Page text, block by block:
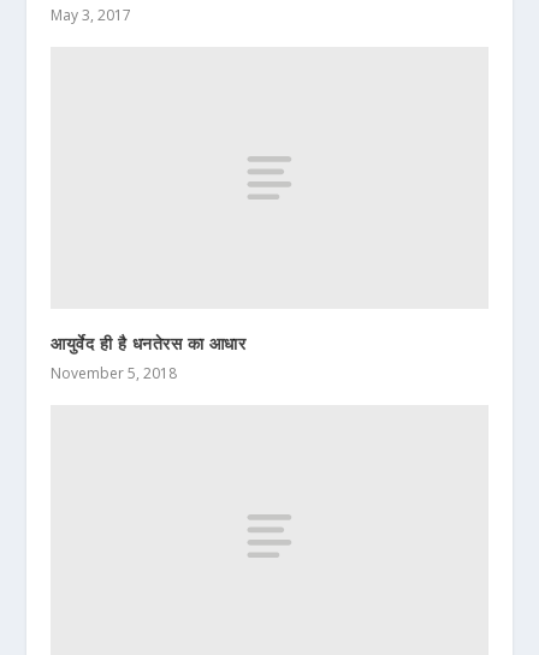
May 3, 2017
आयुर्वेद ही है धनतेरस का आधार
November 5, 2018